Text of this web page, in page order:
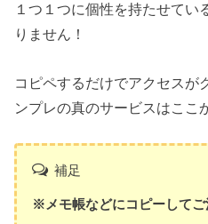
１つ１つに個性を持たせてい
りません！
コピペするだけでアクセスが
ンプレの真のサービスはここ
補足
※メモ帳などにコピーして